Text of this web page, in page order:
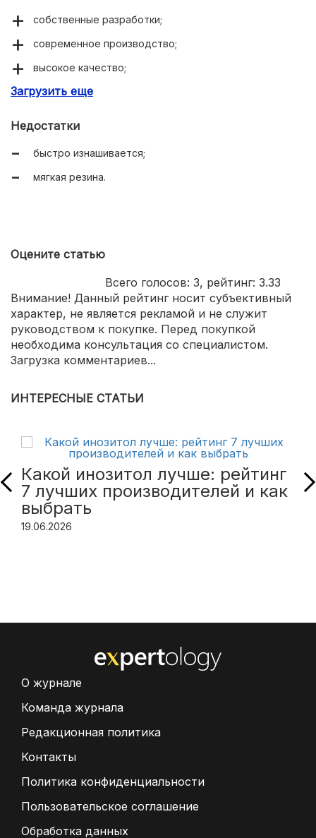
собственные разработки;
современное производство;
высокое качество;
демократичная цена.
Загрузить еще
Недостатки
быстро изнашивается;
мягкая резина.
Оцените статью
Всего голосов: 3, рейтинг: 3.33
Внимание! Данный рейтинг носит субъективный
характер, не является рекламой и не служит
руководством к покупке. Перед покупкой
необходима консультация со специалистом.
Загрузка комментариев...
ИНТЕРЕСНЫЕ СТАТЬИ
Какой инозитол лучше: рейтинг
7 лучших производителей и как
выбрать
19.06.2026
О журнале
Команда журнала
Редакционная политика
Контакты
Политика конфиденциальности
Пользовательское соглашение
Обработка данных